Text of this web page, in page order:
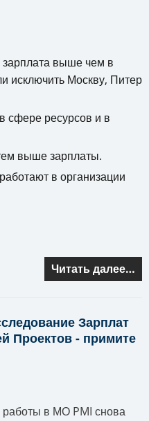
выше чем в
исключить Москву, Питер
сфере ресурсов и в
выше зарплаты.
в организации
Читать далее…
Зарплат
Проектов - примите
работы в МО PMI снова